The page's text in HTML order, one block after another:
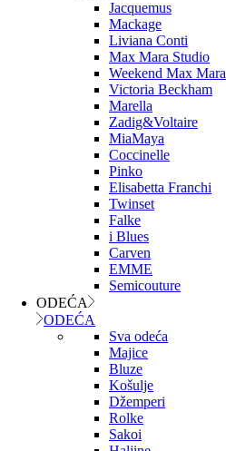
Jacquemus
Mackage
Liviana Conti
Max Mara Studio
Weekend Max Mara
Victoria Beckham
Marella
Zadig&Voltaire
MiaMaya
Coccinelle
Pinko
Elisabetta Franchi
Twinset
Falke
i Blues
Carven
EMME
Semicouture
ODEĆA
ODEĆA
Sva odeća
Majice
Bluze
Košulje
Džemperi
Rolke
Sakoi